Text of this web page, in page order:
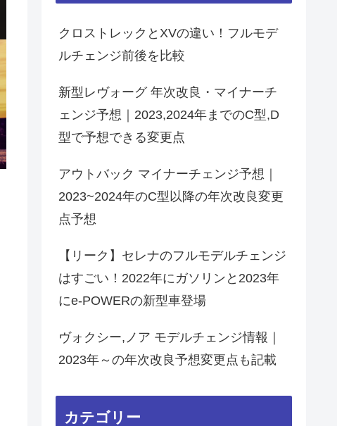
クロストレックとXVの違い！フルモデ
ルチェンジ前後を比較
新型レヴォーグ 年次改良・マイナーチ
ェンジ予想｜2023,2024年までのC型,D
型で予想できる変更点
アウトバック マイナーチェンジ予想｜
2023~2024年のC型以降の年次改良変更
点予想
【リーク】セレナのフルモデルチェンジ
はすごい！2022年にガソリンと2023年
にe-POWERの新型車登場
ヴォクシー,ノア モデルチェンジ情報｜
2023年～の年次改良予想変更点も記載
カテゴリー